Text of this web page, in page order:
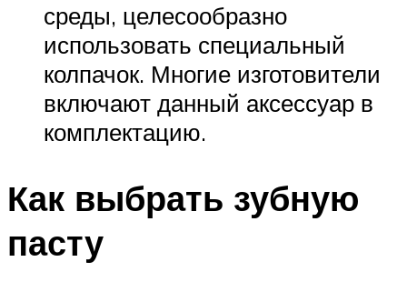
среды, целесообразно
использовать специальный
колпачок. Многие изготовители
включают данный аксессуар в
комплектацию.
Как выбрать зубную
пасту